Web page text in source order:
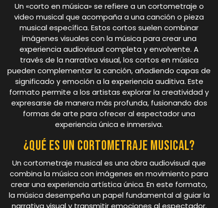
Un «corto en música» se refiere a un cortometraje o
video musical que acompaña a una canción o pieza
musical específica. Estos cortos suelen combinar
imágenes visuales con la música para crear una
experiencia audiovisual completa y envolvente. A
través de la narrativa visual, los cortos en música
pueden complementar la canción, añadiendo capas de
significado y emoción a la experiencia auditiva. Este
formato permite a los artistas explorar la creatividad y
expresarse de manera más profunda, fusionando dos
formas de arte para ofrecer al espectador una
experiencia única e inmersiva.
¿Qué es un cortometraje musical?
Un cortometraje musical es una obra audiovisual que
combina la música con imágenes en movimiento para
crear una experiencia artística única. En este formato,
la música desempeña un papel fundamental al guiar la
narrativa visual y transmitir emociones al espectador.